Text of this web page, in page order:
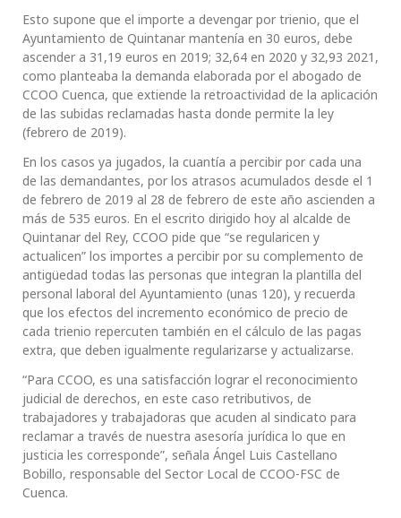
Esto supone que el importe a devengar por trienio, que el
Ayuntamiento de Quintanar mantenía en 30 euros, debe
ascender a 31,19 euros en 2019; 32,64 en 2020 y 32,93 2021,
como planteaba la demanda elaborada por el abogado de
CCOO Cuenca, que extiende la retroactividad de la aplicación
de las subidas reclamadas hasta donde permite la ley
(febrero de 2019).
En los casos ya jugados, la cuantía a percibir por cada una
de las demandantes, por los atrasos acumulados desde el 1
de febrero de 2019 al 28 de febrero de este año ascienden a
más de 535 euros. En el escrito dirigido hoy al alcalde de
Quintanar del Rey, CCOO pide que “se regularicen y
actualicen” los importes a percibir por su complemento de
antigüedad todas las personas que integran la plantilla del
personal laboral del Ayuntamiento (unas 120), y recuerda
que los efectos del incremento económico de precio de
cada trienio repercuten también en el cálculo de las pagas
extra, que deben igualmente regularizarse y actualizarse.
“Para CCOO, es una satisfacción lograr el reconocimiento
judicial de derechos, en este caso retributivos, de
trabajadores y trabajadoras que acuden al sindicato para
reclamar a través de nuestra asesoría jurídica lo que en
justicia les corresponde”, señala Ángel Luis Castellano
Bobillo, responsable del Sector Local de CCOO-FSC de
Cuenca.